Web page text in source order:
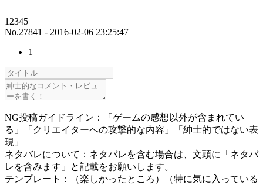
12345
No.27841 - 2016-02-06 23:25:47
1
NG投稿ガイドライン：「ゲームの感想以外が含まれてい
る」「クリエイターへの攻撃的な内容」「紳士的ではない表
現」
ネタバレについて：ネタバレを含む場合は、文頭に「ネタバ
レを含みます」と記載をお願いします。
テンプレート：（楽しかったところ）（特に気に入っている